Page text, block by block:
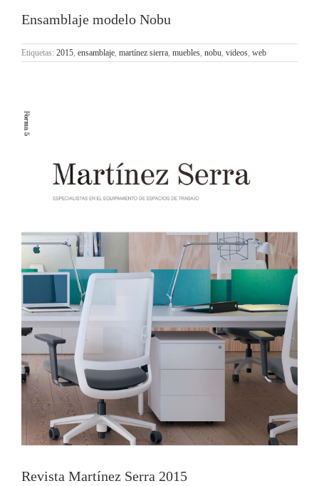
Ensamblaje modelo Nobu
Etiquetas: 2015, ensamblaje, martínez sierra, muebles, nobu, videos, web
Revista Martínez Serra 2015